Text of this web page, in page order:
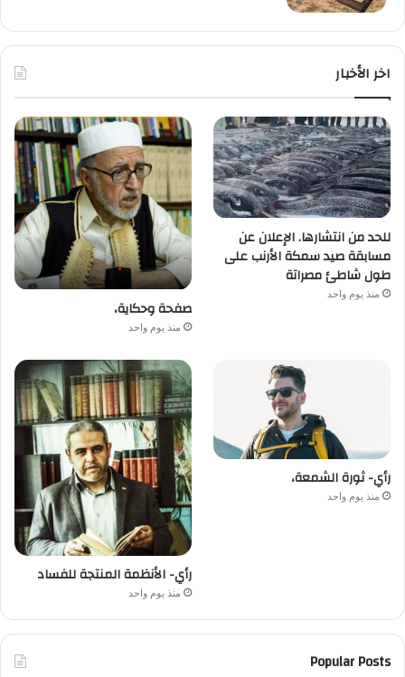
اخر الأخبار
للحد من انتشارها. الإعلان عن
مسابقة صيد سمكة الأرنب على
طول شاطئ مصراتة
منذ يوم واحد
صفحة وحكاية،
منذ يوم واحد
رأي- ثورة الشمعة،
منذ يوم واحد
رأي- الأنظمة المنتجة للفساد
منذ يوم واحد
Popular Posts